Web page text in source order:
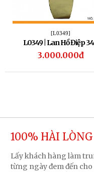
[L0349]
L0349 | Lan Hồ Điệp
3.000.000đ
100% HÀI LÒNG
Lấy khách hàng làm
từng ngày đem đến